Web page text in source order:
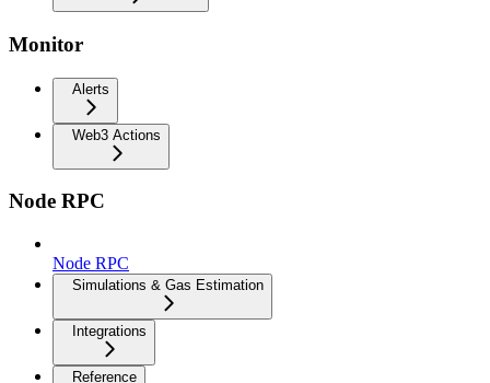
Monitor
Alerts
Web3 Actions
Node RPC
Node RPC
Simulations & Gas Estimation
Integrations
Reference